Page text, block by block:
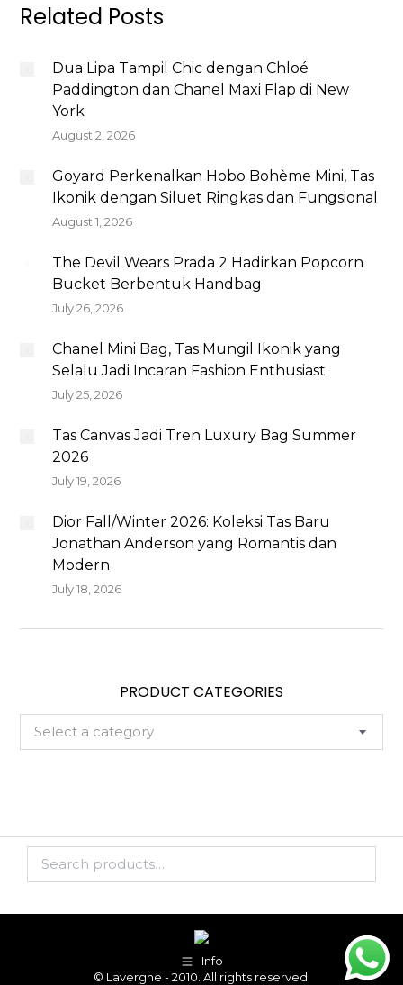
Related Posts
Dua Lipa Tampil Chic dengan Chloé
Paddington dan Chanel Maxi Flap di New
York
August 2, 2026
Goyard Perkenalkan Hobo Bohème Mini, Tas
Ikonik dengan Siluet Ringkas dan Fungsional
August 1, 2026
The Devil Wears Prada 2 Hadirkan Popcorn
Bucket Berbentuk Handbag
July 26, 2026
Chanel Mini Bag, Tas Mungil Ikonik yang
Selalu Jadi Incaran Fashion Enthusiast
July 25, 2026
Tas Canvas Jadi Tren Luxury Bag Summer
2026
July 19, 2026
Dior Fall/Winter 2026: Koleksi Tas Baru
Jonathan Anderson yang Romantis dan
Modern
July 18, 2026
PRODUCT CATEGORIES
Select a category
Info
© Lavergne - 2010. All rights reserved.